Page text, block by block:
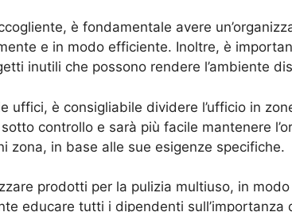
è fondamentale avere
e in modo efficiente. Inoltre, è
inutili che possono rendere l’ambiente
uffici, è consigliabile dividere l’ufficio in
controllo e sarà più facile mantenere
zona, in base alle sue esigenze specifiche.
prodotti per la pulizia multiuso, in
educare tutti i dipendenti